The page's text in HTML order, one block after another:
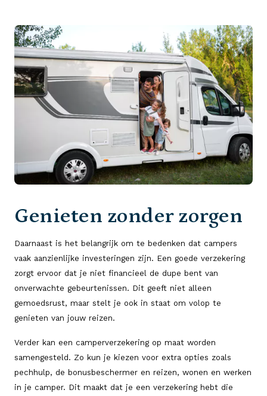
Genieten zonder zorgen
Daarnaast is het belangrijk om te bedenken dat campers
vaak aanzienlijke investeringen zijn. Een goede verzekering
zorgt ervoor dat je niet financieel de dupe bent van
onverwachte gebeurtenissen. Dit geeft niet alleen
gemoedsrust, maar stelt je ook in staat om volop te
genieten van jouw reizen.
Verder kan een camperverzekering op maat worden
samengesteld. Zo kun je kiezen voor extra opties zoals
pechhulp, de bonusbeschermer en reizen, wonen en werken
in je camper. Dit maakt dat je een verzekering hebt die